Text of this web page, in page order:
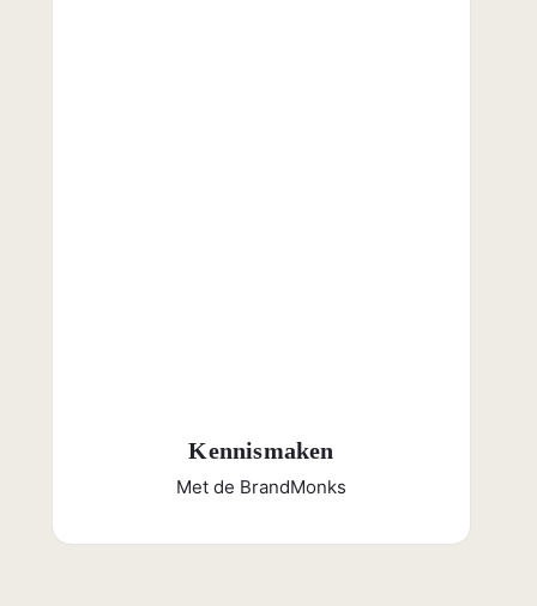
Kennismaken
Met de BrandMonks